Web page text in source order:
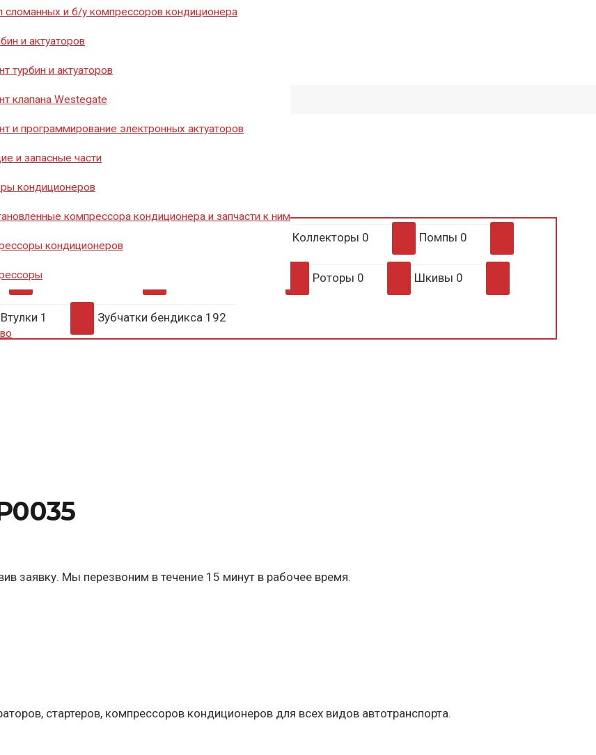
8 (351) 776-20-40
Заказать звонок
сломанных и б/у компрессоров кондиционера
и актуаторов
турбин и актуаторов
клапана Westegate
и программирование электронных актуаторов
и запасные части
кондиционеров
компрессора кондиционера и запчасти к ним
кондиционеров
Коллекторы 0 Помпы 0
Ремкомплект Роторы 0 Шкивы 0
Втулки 1 Зубчатки бендикса 192
заявку. Мы перезвоним в течение 15 минут в рабочее время.
стартеров, компрессоров кондиционеров для всех видов автотранспорта.